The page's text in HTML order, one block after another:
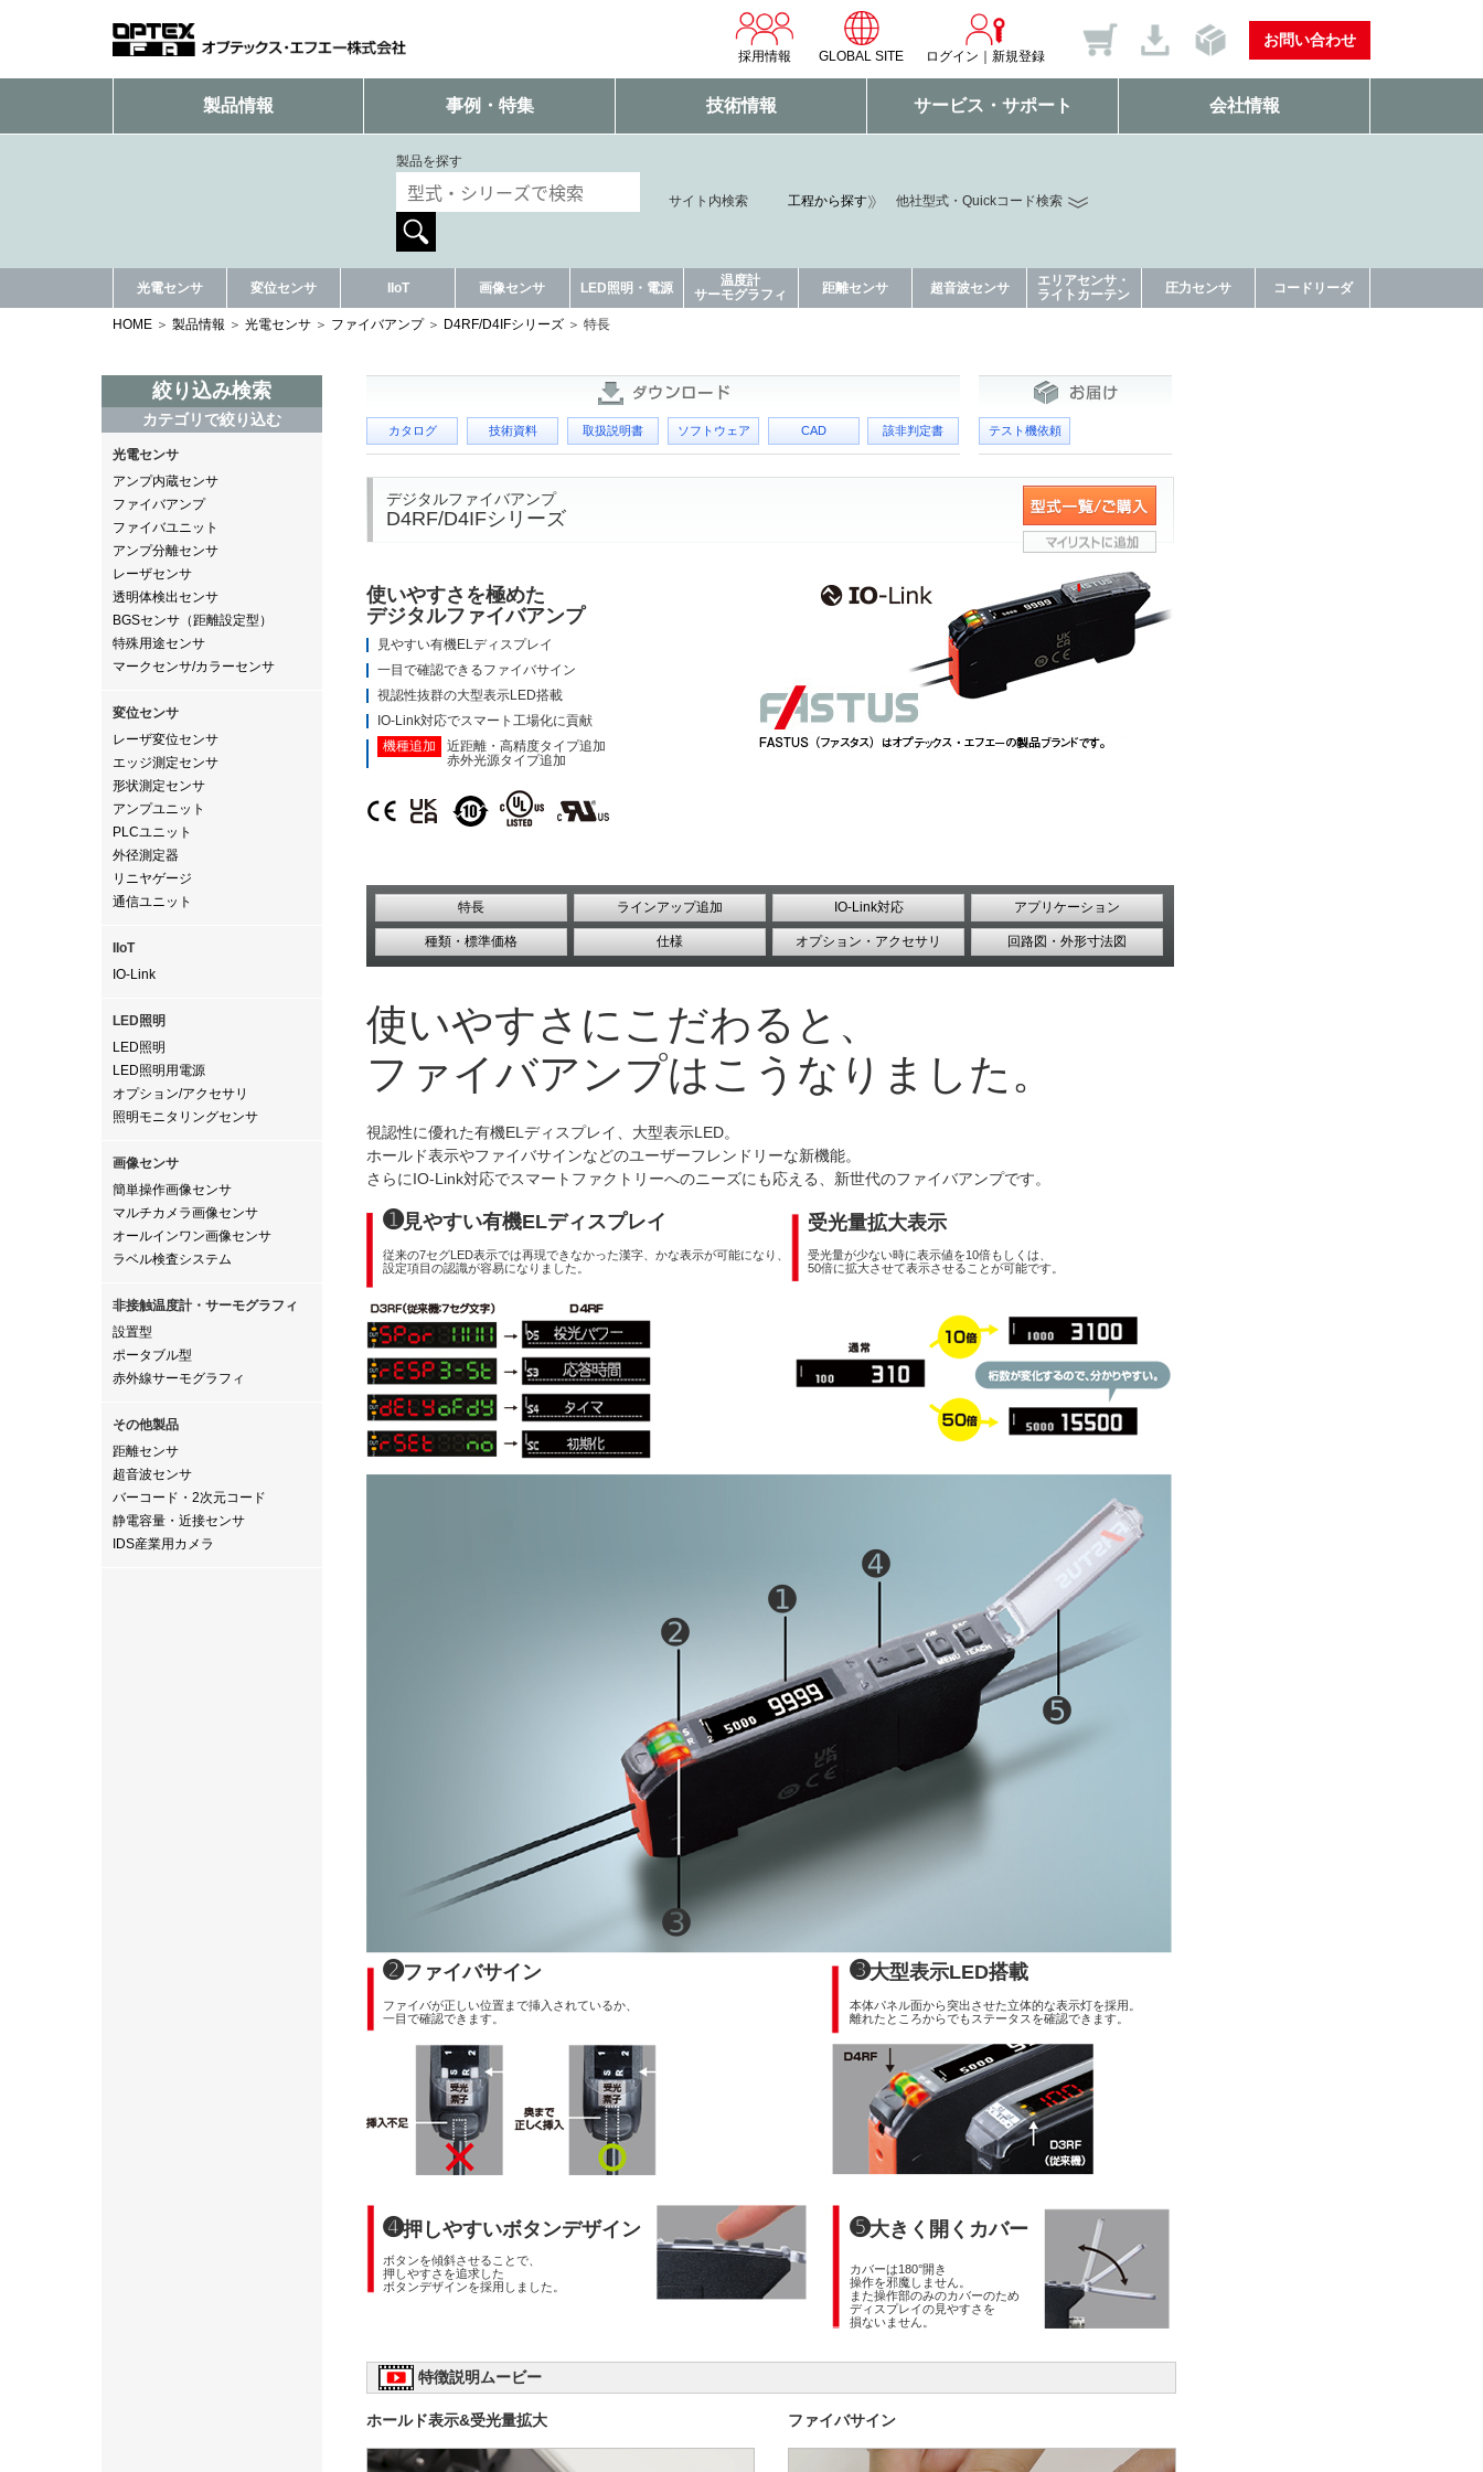
採用情報 GLOBAL SITE ログイン 新規登録
お問い合わせ
製品情報 事例・特集 技術情報 サービス・サポート 会社情報
製品を探す
サイト内検索 工程から探す 他社型式・Quickコード検索
光電センサ 変位センサ IIoT 画像センサ LED照明・電源
温度計
サーモグラフィ
距離センサ 超音波センサ
エリアセンサ・
ライトカーテン
圧力センサ コードリーダ
HOME 製品情報 光電センサ ファイバアンプ D4RF/D4IFシリーズ 特長
絞り込み検索
カテゴリで絞り込む
光電センサ
アンプ内蔵センサ
ファイバアンプ
ファイバユニット
アンプ分離センサ
レーザセンサ
透明体検出センサ
BGSセンサ（距離設定型）
特殊用途センサ
マークセンサ/カラーセンサ
変位センサ
レーザ変位センサ
エッジ測定センサ
形状測定センサ
アンプユニット
PLCユニット
外径測定器
リニヤゲージ
通信ユニット
IIoT
IO-Link
LED照明
LED照明
LED照明用電源
オプション/アクセサリ
照明モニタリングセンサ
画像センサ
簡単操作画像センサ
マルチカメラ画像センサ
オールインワン画像センサ
ラベル検査システム
非接触温度計・サーモグラフィ
設置型
ポータブル型
赤外線サーモグラフィ
その他製品
距離センサ
超音波センサ
バーコード・2次元コード
静電容量・近接センサ
IDS産業用カメラ
カタログ 技術資料 取扱説明書 ソフトウェア CAD 該非判定書 テスト機依頼
デジタルファイバアンプ
D4RF/D4IFシリーズ
使いやすさを極めた
デジタルファイバアンプ
見やすい有機ELディスプレイ
一目で確認できるファイバサイン
視認性抜群の大型表示LED搭載
IO-Link対応でスマート工場化に貢献
機種追加
近距離・⾼精度タイプ追加
赤外光源タイプ追加
特長 ラインアップ追加 IO-Link対応 アプリケーション
種類・標準価格 仕様 オプション・アクセサリ 回路図・外形寸法図
使いやすさにこだわると、
ファイバアンプはこうなりました。
視認性に優れた有機ELディスプレイ、大型表示LED。
ホールド表示やファイバサインなどのユーザーフレンドリーな新機能。
さらにIO-Link対応でスマートファクトリーへのニーズにも応える、新世代のファイバアンプです。
➊見やすい有機ELディスプレイ
従来の7セグLED表示では再現できなかった漢字、かな表示が可能になり、
設定項目の認識が容易になりました。
受光量拡大表示
受光量が少ない時に表示値を10倍もしくは、
50倍に拡大させて表示させることが可能です。
➋ファイバサイン
ファイバが正しい位置まで挿入されているか、
一目で確認できます。
➌大型表示LED搭載
本体パネル面から突出させた立体的な表示灯を採用。
離れたところからでもステータスを確認できます。
➍押しやすいボタンデザイン
ボタンを傾斜させることで、
押しやすさを追求した
ボタンデザインを採用しました。
➎大きく開くカバー
カバーは180°開き
操作を邪魔しません。
また操作部のみのカバーのため
ディスプレイの見やすさを
損ないません。
➊
➋
➍
➌
➎
特徴説明ムービー
ホールド表示&受光量拡大 ファイバサイン